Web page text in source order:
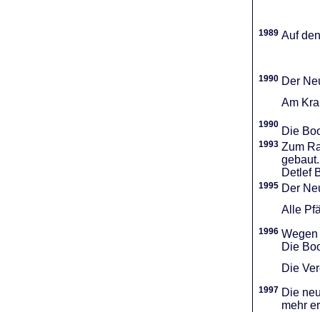
1989 Auf
1990 Der
Am
1990
Die
1993 Zum
gebaut.
Detlef
1995 Der
Alle
1996
Die
Die
1997 Die
mehr